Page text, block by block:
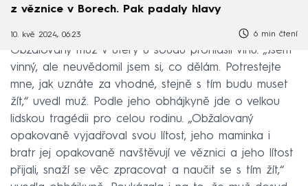
z věznice v Borech. Pak padaly hlavy
10. kvě 2024, 06:23 6 min čtení
Obžalovaný muž v úterý u soudu prohlásil vinu. „Jsem
vinný, ale neuvědomil jsem si, co dělám. Potrestejte
mne, jak uznáte za vhodné, stejně s tím budu muset
žít,“ uvedl muž. Podle jeho obhájkyně jde o velkou
lidskou tragédii pro celou rodinu. „Obžalovaný
opakovaně vyjadřoval svou lítost, jeho maminka i
bratr jej opakovaně navštěvují ve věznici a jeho lítost
přijali, snaží se věc zpracovat a naučit se s tím žít,“